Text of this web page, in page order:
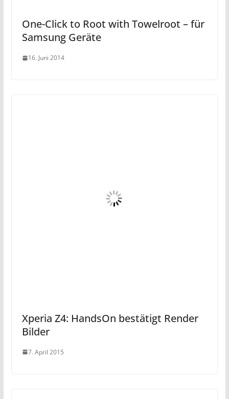
One-Click to Root with Towelroot – für
Samsung Geräte
16. Juni 2014
Xperia Z4: HandsOn bestätigt Render
Bilder
7. April 2015